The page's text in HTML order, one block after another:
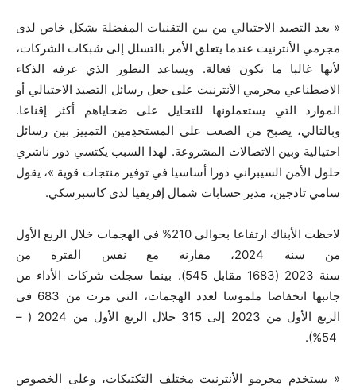
« يعد التصيد الاحتيالي من بين التقنيات المفضلة بشكل خاص لدى
مجرمي الأنترنيت عندما يتعلق الأمر بالتسلل إلى شبكات الشركات،
لأنها غالبا ما تكون فعالة. ويساعد التطور الذي عرفه الذكاء
الاصطناعي مجرمي الأنترنيت على جعل رسائل التصيد الاحتيالي أو
الموارد التي يستعملونها للتحايل على ضحاياهم أكثر إقناعا.
وبالتالي، يصبح من الصعب على المستخدِمين التمييز بين رسائل
احتيالية وبين الاتصالات المشروعة. لهذا السبب يكتسي دور ناشري
حلول الأمن السيبراني دورا أساسيا في توفير منتجات قوية »، يقول
سامي تادجين، مدير حسابات شمال إفريقيا لدى كاسبرسكي.
لاحظت الأبناك ارتفاعا بحوالي 210% في الهجمات خلال الربع الأول
من سنة 2024، مقارنة مع نفس الفترة من
سنة 2023
(
1683 مقابل 545). بينما سجلت شركات الأداء من
جانبها انخفاضا ملموسا لعدد الهجمات، التي مرت من 683 في
الربع الأول من 2023 إلى 315 خلال الربع الأول من 2024
( –
54
%).
« يستخدم مجرمو الأنترنيت مختلف التكتيكات، وعلى الخصوص